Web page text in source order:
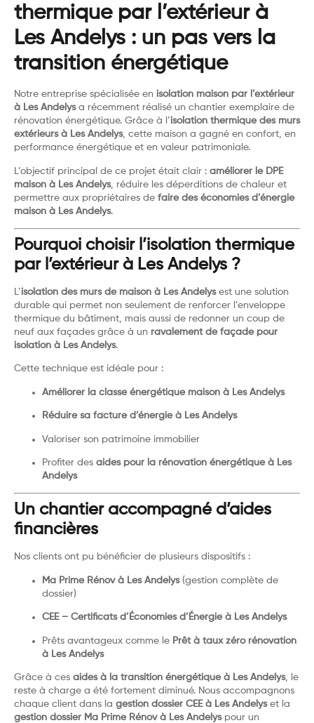
thermique par l’extérieur à
Les Andelys : un pas vers la
transition énergétique
Notre entreprise spécialisée en isolation maison par l’extérieur
à Les Andelysa récemment réalisé un chantier exemplaire de
rénovation énergétique. Grâce à l’isolation thermique des murs
extérieurs à Les Andelys, cette maison a gagné en confort, en
performance énergétique et en valeur patrimoniale.
L’objectif principal de ce projet était clair : améliorer le DPE
maison à Les Andelys, réduire les déperditions de chaleur et
permettre aux propriétaires de faire des économies d’énergie
maison à Les Andelys.
Pourquoi choisir l’isolation thermique
par l’extérieur à Les Andelys ?
L’isolation des murs de maison à Les Andelysest une solution
durable qui permet non seulement de renforcer l’enveloppe
thermique du bâtiment, mais aussi de redonner un coup de
neuf aux façades grâce à un ravalement de façade pour
isolation à Les Andelys.
Cette technique est idéale pour :
Améliorer la classe énergétique maison à Les Andelys
Réduire sa facture d’énergie à Les Andelys
Valoriser son patrimoine immobilier
Profiter des aides pour la rénovation énergétique à Les
Andelys
Un chantier accompagné d’aides
financières
Nos clients ont pu bénéficier de plusieurs dispositifs :
Ma Prime Rénov à Les Andelys(gestion complète de
dossier)
CEE – Certificats d’Économies d’Énergie à Les Andelys
Prêts avantageux comme le Prêt à taux zéro rénovation
à Les Andelys
Grâce à ces aides à la transition énergétique à Les Andelys, le
reste à charge a été fortement diminué. Nous accompagnons
chaque client dans la gestion dossier CEE à Les Andelyset la
gestion dossier Ma Prime Rénov à Les Andelyspour un